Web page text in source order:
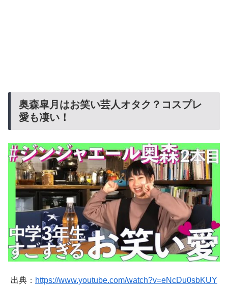
奥森皐月はお笑い芸人オタク？コスプレ
愛も凄い！
出典： https://www.youtube.com/watch?v=eNcDu0sbKUY